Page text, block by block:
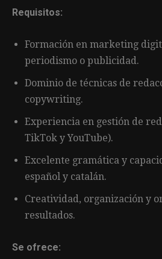
Requisitos:
Formación en marketing
periodismo o publicidad.
Dominio de técnicas de
copywriting.
Experiencia en gestión de
TikTok y YouTube).
Excelente gramática y
español y catalán.
Creatividad, organización y
resultados.
Se ofrece: